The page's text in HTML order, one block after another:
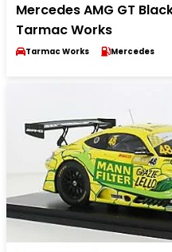
Mercedes AMG GT
Tarmac Works
Tarmac Works Mercedes